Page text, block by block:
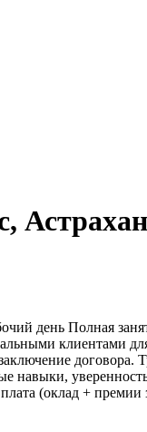
день Полная
клиентами
договора.
навыки,
(оклад +